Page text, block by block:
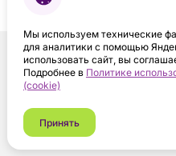
Мы используем технические
для аналитики с помощью
использовать сайт, вы
Подробнее в Политике
(cookie)
Принять